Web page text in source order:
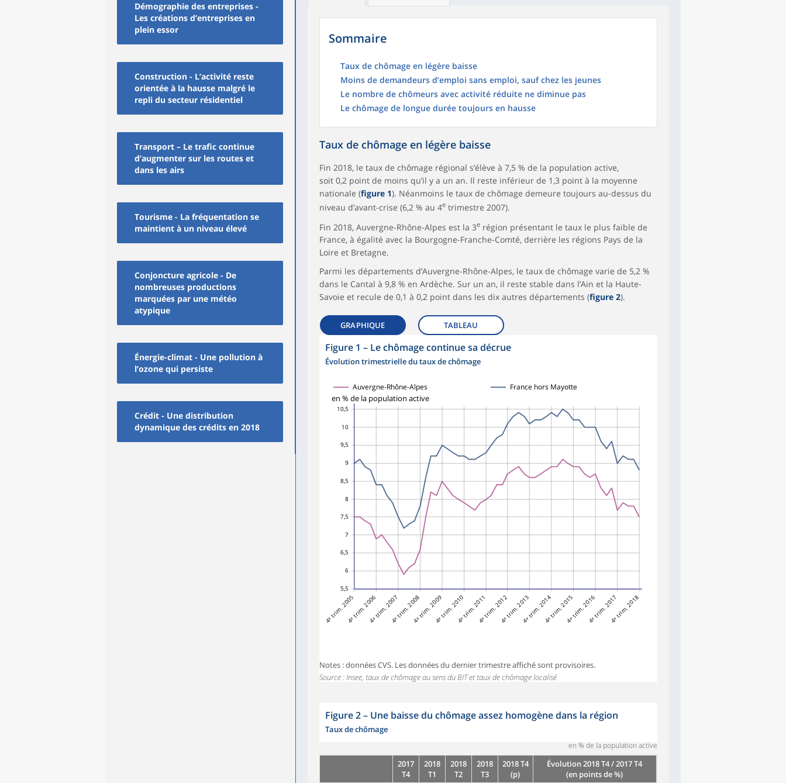
Démographie des entreprises -
Les créations d’entreprises en
plein essor
Construction - L’activité reste
orientée à la hausse malgré le
repli du secteur résidentiel
Transport – Le trafic continue
d’augmenter sur les routes et
dans les airs
Tourisme - La fréquentation se
maintient à un niveau élevé
Conjoncture agricole - De
nombreuses productions
marquées par une météo
atypique
Énergie-climat - Une pollution à
l’ozone qui persiste
Crédit - Une distribution
dynamique des crédits en 2018
Sommaire
Taux de chômage en légère baisse
Moins de demandeurs d’emploi sans emploi, sauf chez les jeunes
Le nombre de chômeurs avec activité réduite ne diminue pas
Le chômage de longue durée toujours en hausse
Taux de chômage en légère baisse
Fin 2018, le taux de chômage régional s’élève à 7,5 % de la population active,
soit 0,2 point de moins qu’il y a un an. Il reste inférieur de 1,3 point à la moyenne
nationale (figure 1). Néanmoins le taux de chômage demeure toujours au-dessus du
niveau d’avant-crise (6,2 % au 4etrimestre 2007).
Fin 2018, Auvergne-Rhône-Alpes est la 3erégion présentant le taux le plus faible de
France, à égalité avec la Bourgogne-Franche-Comté, derrière les régions Pays de la
Loire et Bretagne.
Parmi les départements d’Auvergne-Rhône-Alpes, le taux de chômage varie de 5,2 %
dans le Cantal à 9,8 % en Ardèche. Sur un an, il reste stable dans l’Ain et la Haute-
Savoie et recule de 0,1 à 0,2 point dans les dix autres départements (figure 2).
GRAPHIQUE TABLEAU
Figure 1 – Le chômage continue sa décrue
Évolution trimestrielle du taux de chômage
5,5
6
6,5
7
7,5
8
8,5
9
9,5
10
10,5
en % de la population active
4ᵉ trim. 20054ᵉ trim. 20064ᵉ trim. 20074ᵉ trim. 20084ᵉ trim. 20094ᵉ trim. 20104ᵉ trim. 20114ᵉ trim. 20124ᵉ trim. 20134ᵉ trim. 20144ᵉ trim. 20154ᵉ trim. 20164ᵉ trim. 20174ᵉ trim. 2018
Auvergne-Rhône-Alpes France hors Mayotte
Notes : données CVS. Les données du dernier trimestre affiché sont provisoires.
Source : Insee, taux de chômage au sens du BIT et taux de chômage localisé
Figure 2– Une baisse du chômage assez homogène dans la région
Taux de chômage
en % de la population active
2017
T4
2018
T1
2018
T2
2018
T3
2018 T4
(p)
Évolution 2018 T4 / 2017 T4
(en points de %)